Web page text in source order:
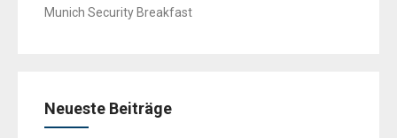
Munich Security Breakfast
Neueste Beiträge